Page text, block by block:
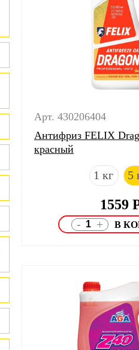
Арт. 430206404
Антифриз FELIX
красный
1 кг 5
1559
- +